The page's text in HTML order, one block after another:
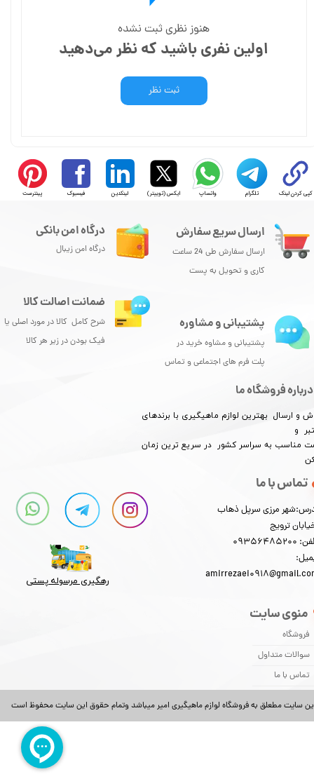
هنوز نظری ثبت نشده
اولین نفری باشید که نظر می‌دهید
ثبت نظر
کپی کردن لینک تلگرام واتساپ ایکس (توییتر) لینکدین فیسبوک پینترست
سایت مطعلق به فروشگاه لوازم ماهیگیری امیر میباشد وتمام حقوق این سایت محفوظ است
ارسال سریع سفارش
ارسال سفارش طی 24 ساعت
کاری و تحویل به پست
درباره فروشگاه ما
و ارسال بهترین لوازم ماهیگیری با برندهای
و
مناسب به سراسر کشور در سریع ترین زمان
منوی سایت
فروشگاه
سوالات متداول
تماس با ما
تماس با ما
مرزی سرپل ذهاب
ترویج
درگاه امن بانکی
درگاه امن زیبال
پشتیبانی و مشاوره
پشتیبانی و مشاوه خرید در
پلت فرم های اجتماعی و تماس
ضمانت اصالت کالا
شرح کامل کالا در مورد اصلی یا
فیک بودن در زیر هر کالا
رهگیری مرسوله پستی​​​​​​​